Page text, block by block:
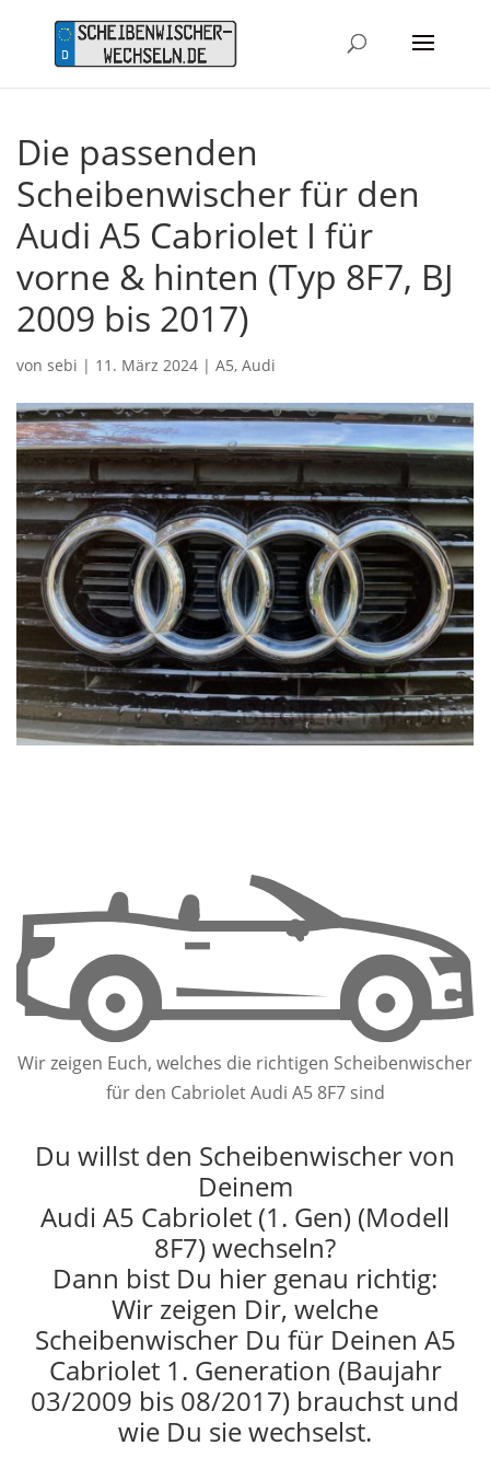
Die passenden
Scheibenwischer für den
Audi A5 Cabriolet I für
vorne & hinten (Typ 8F7, BJ
2009 bis 2017)
von sebi | 11. März 2024 | A5, Audi
Wir zeigen Euch, welches die richtigen Scheibenwischer
für den Cabriolet Audi A5 8F7 sind
Du willst den Scheibenwischer von
Deinem
Audi A5 Cabriolet (1. Gen) (Modell
8F7) wechseln?
Dann bist Du hier genau richtig:
Wir zeigen Dir, welche
Scheibenwischer Du für Deinen A5
Cabriolet 1. Generation (Baujahr
03/2009 bis 08/2017) brauchst und
wie Du sie wechselst.